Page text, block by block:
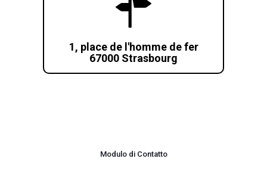
1, place de l'homme de fer
67000 Strasbourg
Modulo di Contatto